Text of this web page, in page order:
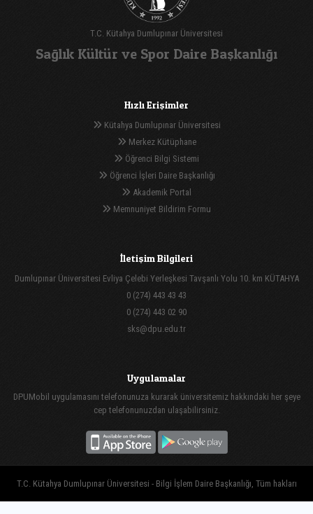
T.C. Kütahya Dumlupınar Üniversitesi
Sağlık Kültür ve Spor Daire Başkanlığı
Hızlı Erişimler
Kütahya Dumlupınar Üniversitesi
Merkez Kütüphane
Öğrenci Bilgi Sistemi
Öğrenci İşleri Daire Başkanlığı
Akademik Portal
Memnuniyet Bildirim Formu
İletişim Bilgileri
Dumlupınar Üniversitesi Evliya Çelebi Yerleşkesi Tavşanlı Yolu 10. km KÜTAHYA
0 (274) 443 43 43
0 (274) 443 02 90
sks@dpu.edu.tr
Uygulamalar
DPUMobil uygulamasını telefonunuza kurarak üniversitemiz hakkındaki her şeye
cep telefonunuzdan ulaşabilirsiniz.
T.C. Kütahya Dumlupınar Üniversitesi - Bilgi İşlem Daire Başkanlığı, Tüm hakları